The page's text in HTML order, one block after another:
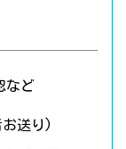
など
送り)